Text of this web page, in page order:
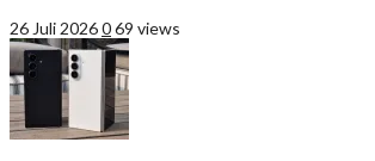
26 Juli 2026069 views